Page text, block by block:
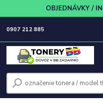
OBJEDNÁVKY /
0907 212 885